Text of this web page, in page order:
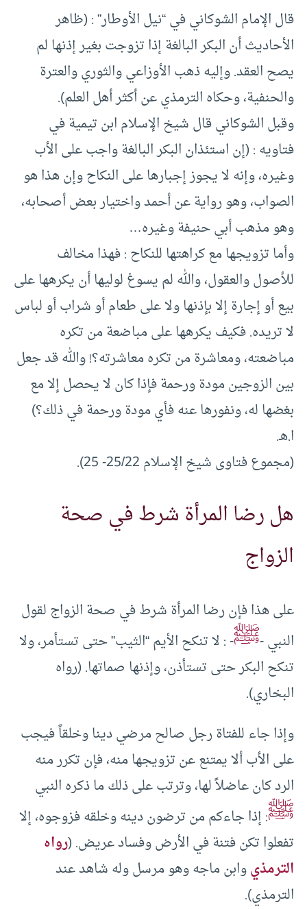
قال الإمام الشوكاني في “نيل الأوطار” : (ظاهر
الأحاديث أن البكر البالغة إذا تزوجت بغير إذنها لم
يصح العقد. وإليه ذهب الأوزاعي والثوري والعترة
والحنفية، وحكاه الترمذي عن أكثر أهل العلم).
وقبل الشوكاني قال شيخ الإسلام ابن تيمية في
فتاويه : (إن استئذان البكر البالغة واجب على الأب
وغيره، وإنه لا يجوز إجبارها على النكاح وإن هذا هو
الصواب، وهو رواية عن أحمد واختيار بعض أصحابه،
وهو مذهب أبي حنيفة وغيره…
وأما تزويجها مع كراهتها للنكاح : فهذا مخالف
للأصول والعقول، والله لم يسوغ لوليها أن يكرهها على
بيع أو إجارة إلا بإذنها ولا على طعام أو شراب أو لباس
لا تريده. فكيف يكرهها على مباضعة من تكره
مباضعته، ومعاشرة من تكره معاشرته؟! والله قد جعل
بين الزوجين مودة ورحمة فإذا كان لا يحصل إلا مع
بغضها له، ونفورها عنه فأي مودة ورحمة في ذلك؟)
ا.هـ.
(مجموع فتاوى شيخ الإسلام 25/22- 25).
هل رضا المرأة شرط في صحة
الزواج
على هذا فإن رضا المرأة شرط في صحة الزواج لقول
النبي -ﷺ- : لا تنكح الأيم “الثيب” حتى تستأمر، ولا
تنكح البكر حتى تستأذن، وإذنها صماتها. (رواه
البخاري).
وإذا جاء للفتاة رجل صالح مرضي دينا وخلقاً فيجب
على الأب ألا يمتنع عن تزويجها منه، فإن تكرر منه
الرد كان عاضلاً لها، وترتب على ذلك ما ذكره النبي
ﷺ: إذا جاءكم من ترضون دينه وخلقه فزوجوه، إلا
تفعلوا تكن فتنة في الأرض وفساد عريض. (رواه
الترمذيوابن ماجه وهو مرسل وله شاهد عند
الترمذي).